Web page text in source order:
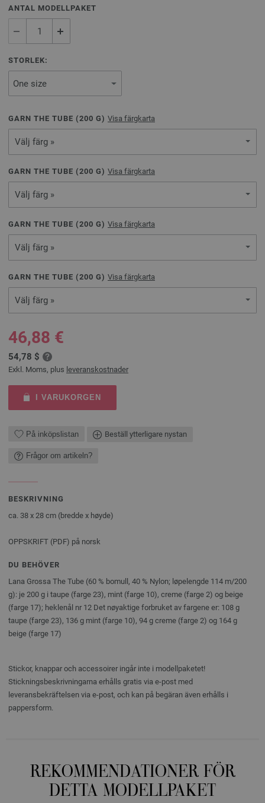
ANTAL MODELLPAKET
STORLEK:
GARN THE TUBE (200 G) Visa färgkarta
Välj färg »
GARN THE TUBE (200 G) Visa färgkarta
Välj färg »
GARN THE TUBE (200 G) Visa färgkarta
Välj färg »
GARN THE TUBE (200 G) Visa färgkarta
Välj färg »
46,88 €
54,78 $
Exkl. Moms, plus leveranskostnader
I VARUKORGEN
På inköpslistan Beställ ytterligare nystan
Frågor om artikeln?
BESKRIVNING
ca. 38 x 28 cm (bredde x høyde)
OPPSKRIFT (PDF) på norsk
DU BEHÖVER
Lana Grossa The Tube (60 % bomull, 40 % Nylon; løpelengde 114 m/200
g): je 200 g i taupe (farge 23), mint (farge 10), creme (farge 2) og beige
(farge 17); heklenål nr 12 Det nøyaktige forbruket av fargene er: 108 g
taupe (farge 23), 136 g mint (farge 10), 94 g creme (farge 2) og 164 g
beige (farge 17)
Stickor, knappar och accessoirer ingår inte i modellpaketet!
Stickningsbeskrivningarna erhålls gratis via e-post med
leveransbekräftelsen via e-post, och kan på begäran även erhålls i
pappersform.
REKOMMENDATIONER FÖR
DETTA MODELLPAKET